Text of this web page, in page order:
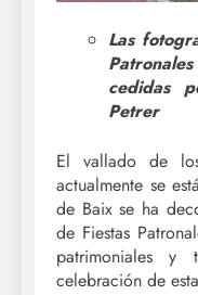
Las
cedidas
Petrer
El vallado de
actualmente se
de Baix se ha
de Fiestas
patrimoniales y
celebración de